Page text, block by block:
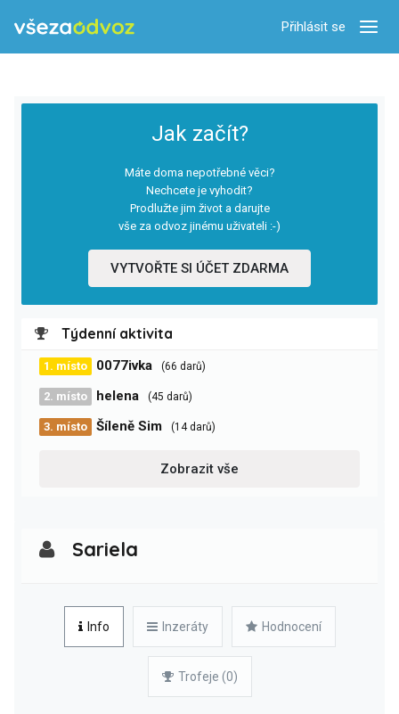
Přihlásit se
Jak začít?
Máte doma nepotřebné věci?
Nechcete je vyhodit?
Prodlužte jim život a darujte
vše za odvoz jinému uživateli :-)
VYTVOŘTE SI ÚČET ZDARMA
Týdenní aktivita
1. místo 0077ivka (66 darů)
2. místo helena (45 darů)
3. místo Šíleně Sim (14 darů)
Zobrazit vše
Sariela
Info Inzeráty Hodnocení
Trofeje (0)